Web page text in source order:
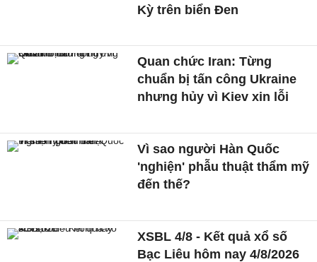
Kỳ trên biển Đen
Quan chức Iran: Từng
chuẩn bị tấn công Ukraine
nhưng hủy vì Kiev xin lỗi
Vì sao người Hàn Quốc
'nghiện' phẫu thuật thẩm mỹ
đến thế?
XSBL 4/8 - Kết quả xổ số
Bạc Liêu hôm nay 4/8/2026